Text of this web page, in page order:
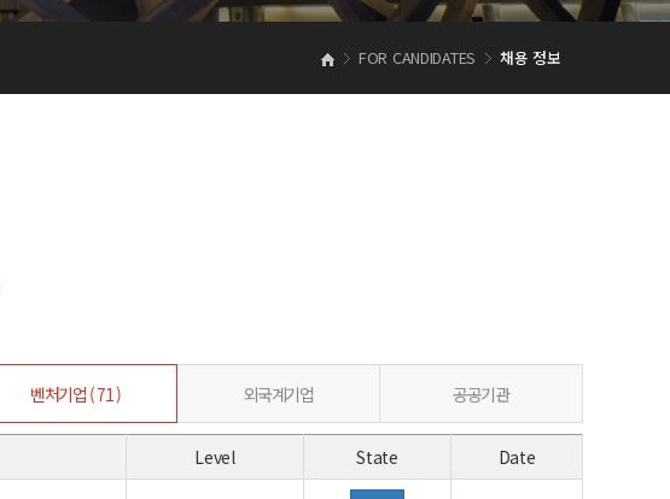
FOR CANDIDATES 채용 정보
벤처기업 ( 71 ) 외국계기업 공공기관
Level State Date